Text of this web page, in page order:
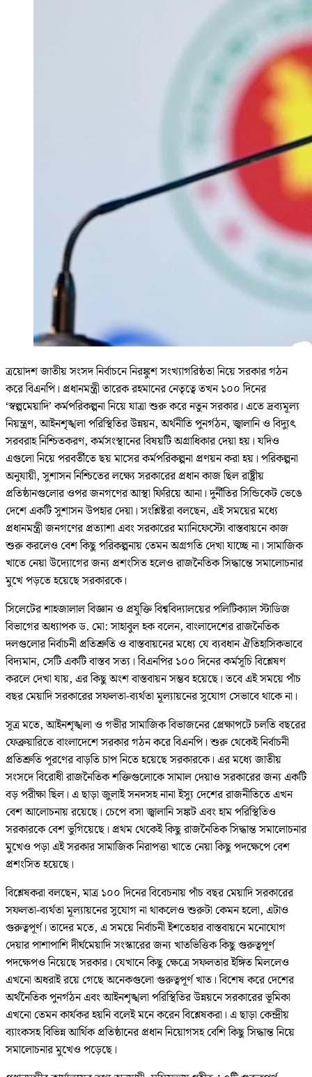
ত্রয়োদশ জাতীয় সংসদ নির্বাচনে নিরঙ্কুশ সংখ্যাগরিষ্ঠতা নিয়ে সরকার গঠন
করে বিএনপি। প্রধানমন্ত্রী তারেক রহমানের নেতৃত্বে তখন ১০০ দিনের
‘স্বল্পমেয়াদি’ কর্মপরিকল্পনা নিয়ে যাত্রা শুরু করে নতুন সরকার। এতে দ্রব্যমূল্য
নিয়ন্ত্রণ, আইনশৃঙ্খলা পরিস্থিতির উন্নয়ন, অর্থনীতি পুনর্গঠন, জ্বালানি ও বিদ্যুৎ
সরবরাহ নিশ্চিতকরণ, কর্মসংস্থানের বিষয়টি অগ্রাধিকার দেয়া হয়। যদিও
এগুলো নিয়ে পরবর্তীতে ছয় মাসের কর্মপরিকল্পনা প্রণয়ন করা হয়। পরিকল্পনা
অনুযায়ী, সুশাসন নিশ্চিতের লক্ষ্যে সরকারের প্রধান কাজ ছিল রাষ্ট্রীয়
প্রতিষ্ঠানগুলোর ওপর জনগণের আস্থা ফিরিয়ে আনা। দুর্নীতির সিন্ডিকেট ভেঙে
দেশে একটি সুশাসন উপহার দেয়া। সংশ্লিষ্টরা বলছেন, এই সময়ের মধ্যে
প্রধানমন্ত্রী জনগণের প্রত্যাশা এবং সরকারের ম্যানিফেস্টো বাস্তবায়নে কাজ
শুরু করলেও বেশ কিছু পরিকল্পনায় তেমন অগ্রগতি দেখা যাচ্ছে না। সামাজিক
খাতে নেয়া উদ্যোগের জন্য প্রশংসিত হলেও রাজনৈতিক সিদ্ধান্তে সমালোচনার
মুখে পড়তে হয়েছে সরকারকে।
সিলেটের শাহজালাল বিজ্ঞান ও প্রযুক্তি বিশ্ববিদ্যালয়ের পলিটিক্যাল স্টাডিজ
বিভাগের অধ্যাপক ড. মো: সাহাবুল হক বলেন, বাংলাদেশের রাজনৈতিক
দলগুলোর নির্বাচনী প্রতিশ্রুতি ও বাস্তবায়নের মধ্যে যে ব্যবধান ঐতিহাসিকভাবে
বিদ্যমান, সেটি একটি বাস্তব সত্য। বিএনপির ১০০ দিনের কর্মসূচি বিশ্লেষণ
করলে দেখা যায়, এর কিছু অংশ বাস্তবায়ন সম্ভব হয়েছে। তবে এই সময়ে পাঁচ
বছর মেয়াদি সরকারের সফলতা-ব্যর্থতা মূল্যায়নের সুযোগ সেভাবে থাকে না।
সূত্র মতে, আইনশৃঙ্খলা ও গভীর সামাজিক বিভাজনের প্রেক্ষাপটে চলতি বছরের
ফেব্রুয়ারিতে বাংলাদেশে সরকার গঠন করে বিএনপি। শুরু থেকেই নির্বাচনী
প্রতিশ্রুতি পূরণের বাড়তি চাপ নিতে হয়েছে সরকারকে। এর মধ্যে জাতীয়
সংসদে বিরোধী রাজনৈতিক শক্তিগুলোকে সামাল দেয়াও সরকারের জন্য একটি
বড় পরীক্ষা ছিল। এ ছাড়া জুলাই সনদসহ নানা ইস্যু দেশের রাজনীতিতে এখন
বেশ আলোচনায় রয়েছে। চেপে বসা জ্বালানি সঙ্কট এবং হাম পরিস্থিতিও
সরকারকে বেশ ভুগিয়েছে। প্রথম থেকেই কিছু রাজনৈতিক সিদ্ধান্ত সমালোচনার
মুখেও পড়া এই সরকার সামাজিক নিরাপত্তা খাতে নেয়া কিছু পদক্ষেপে বেশ
প্রশংসিত হয়েছে।
বিশ্লেষকরা বলছেন, মাত্র ১০০ দিনের বিবেচনায় পাঁচ বছর মেয়াদি সরকারের
সফলতা-ব্যর্থতা মূল্যায়নের সুযোগ না থাকলেও শুরুটা কেমন হলো, এটাও
গুরুত্বপূর্ণ। তাদের মতে, এ সময়ে নির্বাচনী ইশতেহার বাস্তবায়নে মনোযোগ
দেয়ার পাশাপাশি দীর্ঘমেয়াদি সংস্কারের জন্য খাতভিত্তিক কিছু গুরুত্বপূর্ণ
পদক্ষেপও নিয়েছে সরকার। যেখানে কিছু ক্ষেত্রে সফলতার ইঙ্গিত মিললেও
এখনো অধরাই রয়ে গেছে অনেকগুলো গুরুত্বপূর্ণ খাত। বিশেষ করে দেশের
অর্থনৈতিক পুনর্গঠন এবং আইনশৃঙ্খলা পরিস্থিতির উন্নয়নে সরকারের ভূমিকা
এখনো তেমন কার্যকর হয়নি বলেই মনে করেন বিশ্লেষকরা। এ ছাড়া কেন্দ্রীয়
ব্যাংকসহ বিভিন্ন আর্থিক প্রতিষ্ঠানের প্রধান নিয়োগসহ বেশি কিছু সিদ্ধান্ত নিয়ে
সমালোচনার মুখেও পড়েছে।